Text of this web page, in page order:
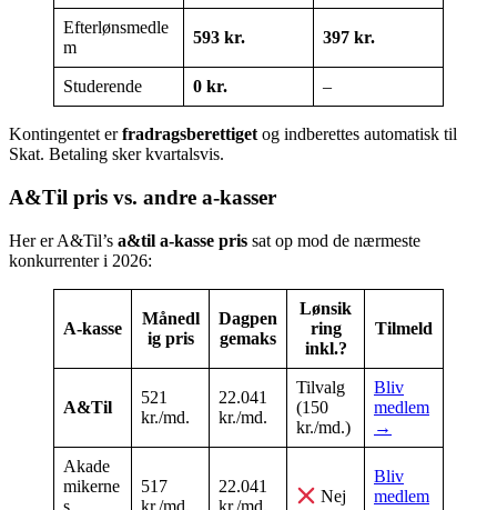
Efterlønsmedle
m
593 kr. 397 kr.
Studerende 0 kr. –
Kontingentet erfradragsberettigetog indberettes automatisk til
Skat. Betaling sker kvartalsvis.
A&Til pris vs. andre a-kasser
Her er A&Til’s a&til a-kasse pris sat op mod de nærmeste
konkurrenter i 2026:
A-kasse
Månedl
ig pris
Dagpen
gemaks
Lønsik
ring
inkl.?
Tilmeld
A&Til
521
kr./md.
22.041
kr./md.
Tilvalg
(150
kr./md.)
Bliv
medlem
→
Akade
mikerne
s
517
kr./md.
22.041
kr./md.
Nej
Bliv
medlem